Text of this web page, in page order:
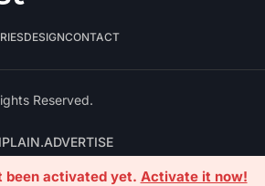
DESIGNCONTACT
Reserved.
.ADVERTISE
been activated yet. Activate it now!